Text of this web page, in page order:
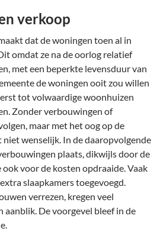
verkoop
dat de woningen toen al in
omdat ze na de oorlog relatief
met een beperkte levensduur van
de woningen ooit zou willen
tot volwaardige woonhuizen
Zonder verbouwingen of
maar met het oog op de
wenselijk. In de daaropvolgende
plaats, dikwijls door de
voor de kosten opdraaide. Vaak
slaapkamers toegevoegd.
verrezen, kregen veel
aanblik. De voorgevel bleef in de